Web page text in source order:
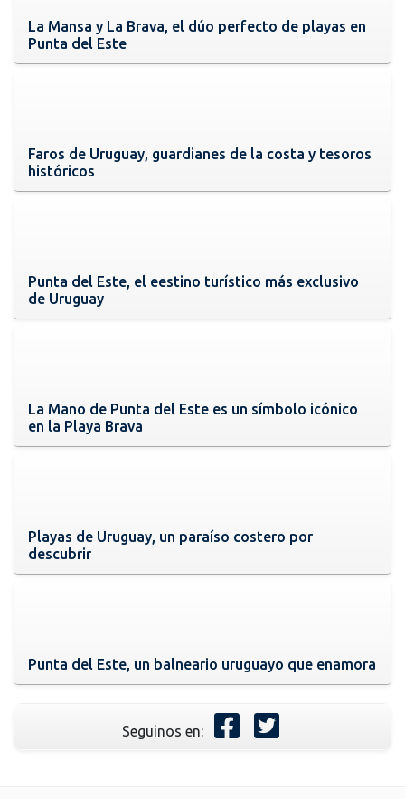
La Mansa y La Brava, el dúo perfecto de playas en
Punta del Este
Faros de Uruguay, guardianes de la costa y tesoros
históricos
Punta del Este, el eestino turístico más exclusivo
de Uruguay
La Mano de Punta del Este es un símbolo icónico
en la Playa Brava
Playas de Uruguay, un paraíso costero por
descubrir
Punta del Este, un balneario uruguayo que enamora
Seguinos en: